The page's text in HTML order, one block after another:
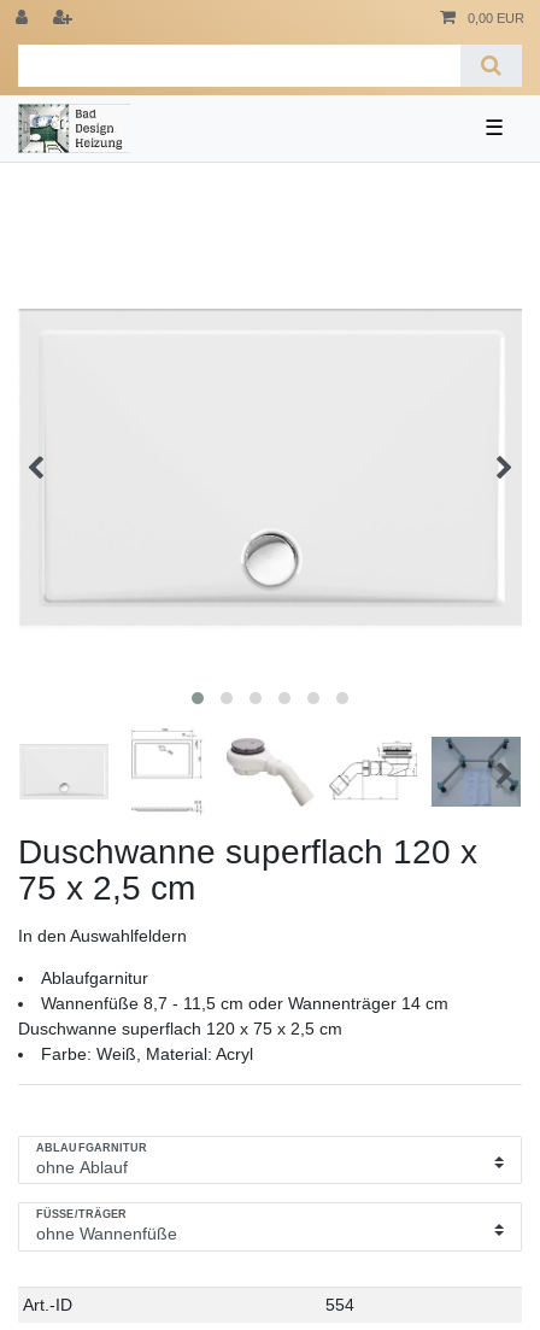
0,00 EUR
☰
Duschwanne superflach 120 x
75 x 2,5 cm
In den Auswahlfeldern
Ablaufgarnitur
Wannenfüße 8,7 - 11,5 cm oder Wannenträger 14 cm
Duschwanne superflach 120 x 75 x 2,5 cm
Farbe: Weiß, Material: Acryl
ABLAUFGARNITUR
FÜSSE/TRÄGER
Technisches
Wert
Art.-ID 554